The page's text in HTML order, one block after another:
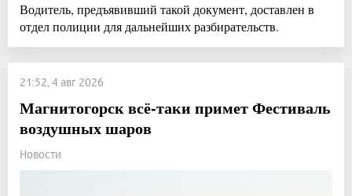
Водитель, предъявивший такой документ, доставлен в
отдел полиции для дальнейших разбирательств.
21:52, 4 авг 2026
Магнитогорск всё-таки примет Фестиваль
воздушных шаров
Новости